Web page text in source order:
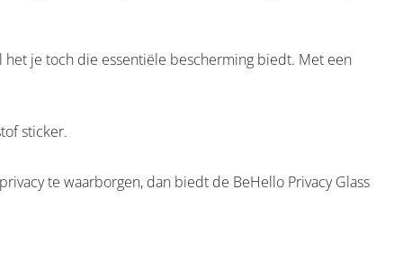
je toch die essentiële bescherming biedt. Met een
sticker.
te waarborgen, dan biedt de BeHello Privacy Glass